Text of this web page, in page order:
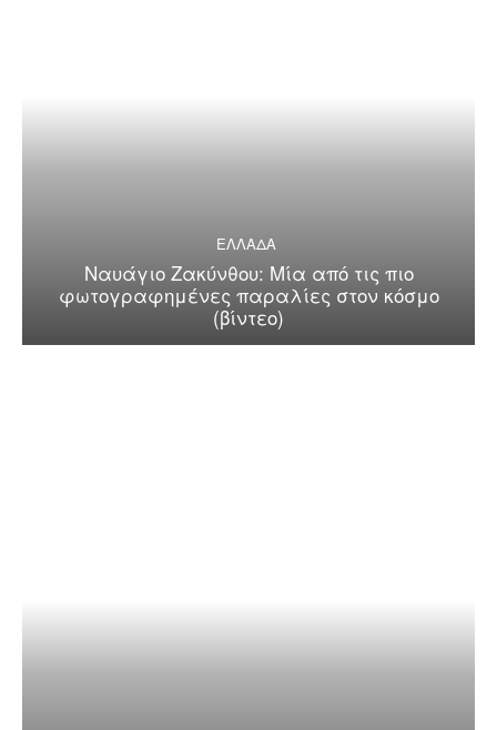
ΕΛΛΑΔΑ
Ναυάγιο Ζακύνθου: Μία από τις πιο
φωτογραφημένες παραλίες στον κόσμο
(βίντεο)